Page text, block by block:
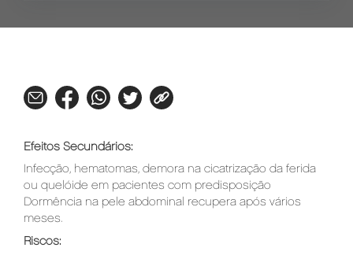
Efeitos Secundários:
Infecção, hematomas, demora na cicatrização da ferida
ou quelóide em pacientes com predisposição
Dormência na pele abdominal recupera após vários
meses.
Riscos: